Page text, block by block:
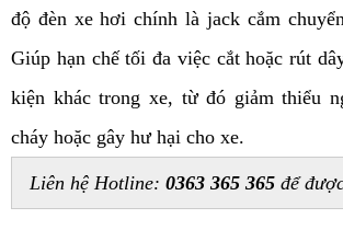
độ đèn xe hơi chính là jack cắm
Giúp hạn chế tối đa việc cắt hoặc rút
kiện khác trong xe, từ đó giảm thiểu
cháy hoặc gây hư hại cho xe.
Liên hệ Hotline: 0363 365 365 để